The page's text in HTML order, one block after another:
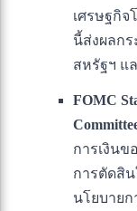
เศรษฐกิจ
นี้ส่งผลก
สหรัฐฯ แ
FOMC
การเงินข
การตัดสิน
นโยบาย